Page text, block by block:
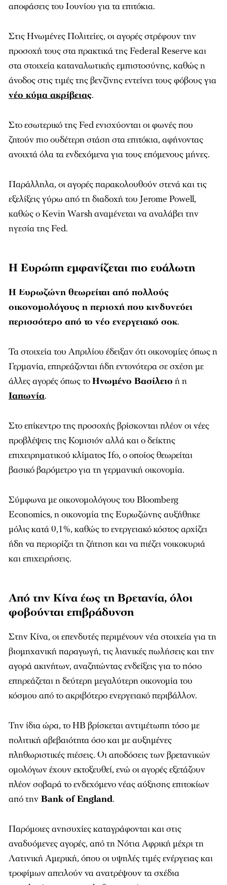
αποφάσεις του Ιουνίου για τα επιτόκια.
Στις Ηνωμένες Πολιτείες, οι αγορές στρέφουν την
προσοχή τους στα πρακτικά της Federal Reserve και
στα στοιχεία καταναλωτικής εμπιστοσύνης, καθώς η
άνοδος στις τιμές της βενζίνης εντείνει τους φόβους για
νέο κύμα ακρίβειας.
Στο εσωτερικό της Fed ενισχύονται οι φωνές που
ζητούν πιο ουδέτερη στάση στα επιτόκια, αφήνοντας
ανοιχτά όλα τα ενδεχόμενα για τους επόμενους μήνες.
Παράλληλα, οι αγορές παρακολουθούν στενά και τις
εξελίξεις γύρω από τη διαδοχή του Jerome Powell,
καθώς οKevin Warshαναμένεται να αναλάβει την
ηγεσία της Fed.
Η Ευρώπη εμφανίζεται πιο ευάλωτη
Η Ευρωζώνη θεωρείται από πολλούς
οικονομολόγους η περιοχή που κινδυνεύει
περισσότερο από το νέο ενεργειακό σοκ.
Τα στοιχεία του Απριλίου έδειξαν ότι οικονομίες όπως η
Γερμανία, επηρεάζονται ήδη εντονότερα σε σχέση με
άλλες αγορές όπως τοΗνωμένο Βασίλειο ή η
Ιαπωνία.
Στο επίκεντρο της προσοχής βρίσκονται πλέον οι νέες
προβλέψεις τηςΚομισιόναλλά και ο δείκτης
επιχειρηματικού κλίματος Ifo, ο οποίος θεωρείται
βασικό βαρόμετρο για τη γερμανική οικονομία.
Σύμφωνα με οικονομολόγους του Bloomberg
Economics, η οικονομία της Ευρωζώνης αυξήθηκε
μόλις κατά 0,1%, καθώς το ενεργειακό κόστος αρχίζει
ήδη να περιορίζει τη ζήτηση και να πιέζει νοικοκυριά
και επιχειρήσεις.
Από την Κίνα έως τη Βρετανία, όλοι
φοβούνται επιβράδυνση
ΣτηνΚίνα, οι επενδυτές περιμένουν νέα στοιχεία για τη
βιομηχανική παραγωγή, τις λιανικές πωλήσεις και την
αγορά ακινήτων, αναζητώντας ενδείξεις για το πόσο
επηρεάζεται η δεύτερη μεγαλύτερη οικονομία του
κόσμου από το ακριβότερο ενεργειακό περιβάλλον.
Την ίδια ώρα, το ΗΒ βρίσκεται αντιμέτωπη τόσο με
πολιτική αβεβαιότητα όσο και με αυξημένες
πληθωριστικές πιέσεις. Οι αποδόσεις των βρετανικών
ομολόγων έχουν εκτοξευθεί, ενώ οι αγορές εξετάζουν
πλέον σοβαρά το ενδεχόμενο νέας αύξησης επιτοκίων
από την Bank of England.
Παρόμοιες ανησυχίες καταγράφονται και στις
αναδυόμενες αγορές, από τη Νότια Αφρική μέχρι τη
Λατινική Αμερική, όπου οι υψηλές τιμές ενέργειας και
τροφίμων απειλούν να ανατρέψουν τα σχέδια